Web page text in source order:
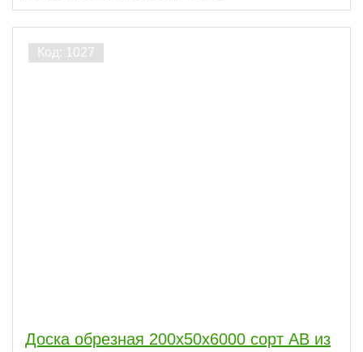
Доска обрезная 200x50x6000 сорт АВ из